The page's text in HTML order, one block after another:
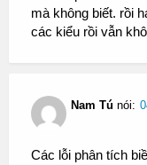
mà không biết. rồi
các kiểu rồi vẫn
Nam Tú nói:
Các lỗi phân tích